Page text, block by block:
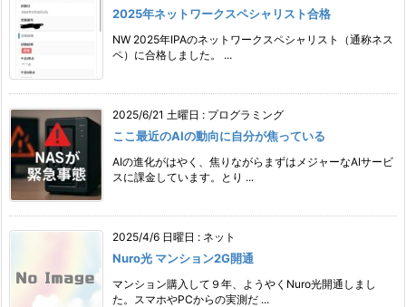
2025年ネットワークスペシャリスト合格
NW 2025年IPAのネットワークスペシャリスト（通称ネス
ペ）に合格しました。 ...
2025/6/21 土曜日 : プログラミング
ここ最近のAIの動向に自分が焦っている
AIの進化がはやく、焦りながらまずはメジャーなAIサービ
スに課金しています。とり ...
2025/4/6 日曜日 : ネット
Nuro光 マンション2G開通
マンション購入して９年、ようやくNuro光開通しまし
た。スマホやPCからの実測だ ...